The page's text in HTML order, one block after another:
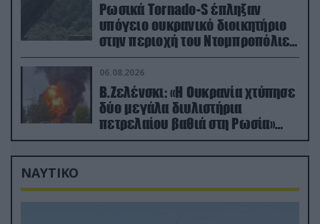
Ρωσικά Tornado-S έπληξαν
υπόγειο ουκρανικό διοικητήριο
στην περιοχή του Ντομπροπόλιε
(βίντεο)
06.08.2026
Β.Ζελένσκι: «Η Ουκρανία χτύπησε
δύο μεγάλα διυλιστήρια
πετρελαίου βαθιά στη Ρωσία»
(βίντεο)
ΝΑΥΤΙΚΟ